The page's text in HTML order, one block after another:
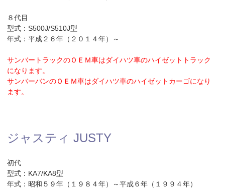
８代目
型式：S500J/S510J型
年式：平成２６年（２０１４年）～
サンバートラックのＯＥＭ車はダイハツ車のハイゼットトラック
になります。
サンバーバンのＯＥＭ車はダイハツ車のハイゼットカーゴになり
ます。
ジャスティ JUSTY
初代
型式：KA7/KA8型
年式：昭和５９年（１９８４年）～平成６年（１９９４年）